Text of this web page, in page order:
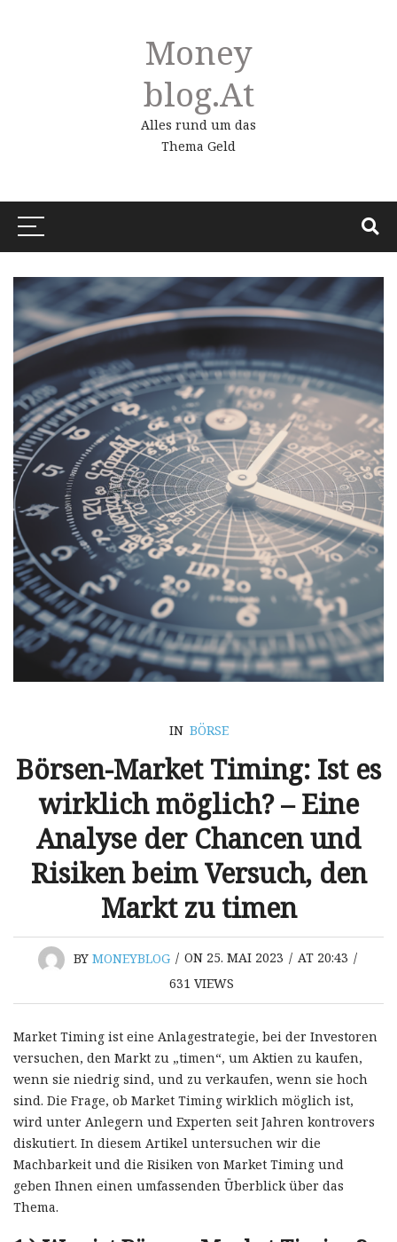
Money
Blog.at
Alles rund um das
Thema Geld
IN BÖRSE
Börsen-Market Timing: Ist es
wirklich möglich? – Eine
Analyse der Chancen und
Risiken beim Versuch, den
Markt zu timen
BY MONEYBLOG / ON 25. MAI 2023 / AT 20:43 /
631 VIEWS
Market Timing ist eine Anlagestrategie, bei der Investoren
versuchen, den Markt zu „timen“, um Aktien zu kaufen,
wenn sie niedrig sind, und zu verkaufen, wenn sie hoch
sind. Die Frage, ob Market Timing wirklich möglich ist,
wird unter Anlegern und Experten seit Jahren kontrovers
diskutiert. In diesem Artikel untersuchen wir die
Machbarkeit und die Risiken von Market Timing und
geben Ihnen einen umfassenden Überblick über das
Thema.